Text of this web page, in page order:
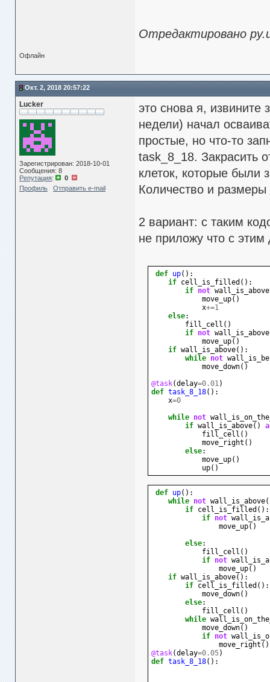
Отредактировано
Офлайн
Окт. 2, 2018 20:57:22
Lucker
Зарегистрирован: 2018-10-01
Сообщения: 8
Репутация:
0
Профиль
Отправить e-mail
это снова я, извините
недели) начал
простые, но что-то
task_8_18. Закрасить
клеток, которые были
Количество и
2 вариант: с таким
не приложу что с этим
def up():
if cell_is_filled ():
if not wall_is_above
move_up()
x+=1
else:
fill_cell ()
if not wall_is_above
move_up()
if wall_is_above():
while not
move_down()
@task(delay=0.01)
def task_8_18():
x=0
while not
if wall_is_above()
fill_cell ()
move_right ()
else:
move_up()
up()
def up():
while not wall_is_above
if cell_is_filled ():
if not
move_up()
else:
fill_cell ()
if not
move_up()
if wall_is_above():
if cell_is_filled ():
move_down()
else:
fill_cell ()
while
move_down()
if not
move_right ()
@task(delay=0.05)
def task_8_18():